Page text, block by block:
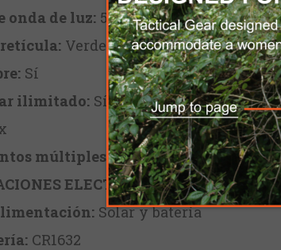
onda de luz: 540 nm
Verde
Sí
ilimitado: Sí
múltiples:Sí
ELECTRÓNICAS
Solar y batería
CR1632